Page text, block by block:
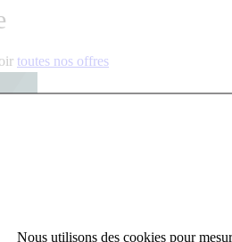
Nous utilisons des cookies pour
toutes nos offres